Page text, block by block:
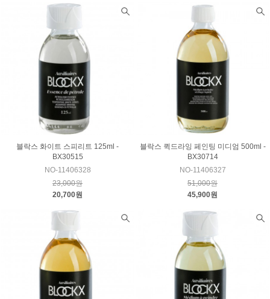
블락스 화이트 스피리트 125ml -
BX30515
NO-11406328
23,000원
20,700원
블락스 퀵드라잉 페인팅 미디엄 500ml -
BX30714
NO-11406327
51,000원
45,900원